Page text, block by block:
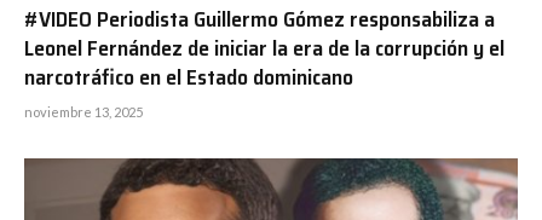
#VIDEO Periodista Guillermo Gómez responsabiliza a
Leonel Fernández de iniciar la era de la corrupción y el
narcotráfico en el Estado dominicano
noviembre 13, 2025